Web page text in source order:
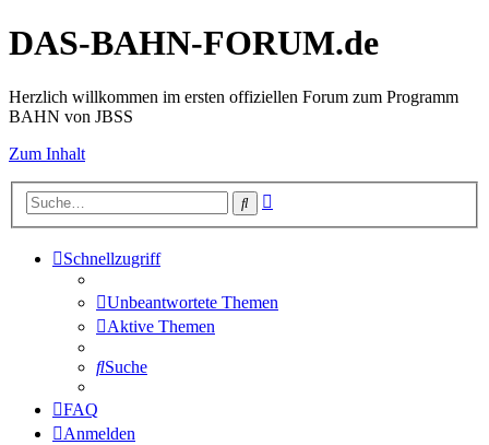
DAS-BAHN-FORUM.de
Herzlich willkommen im ersten offiziellen Forum zum Programm
BAHN von JBSS
Zum Inhalt
Suche
Schnellzugriff
Unbeantwortete Themen
Aktive Themen
Suche
FAQ
Anmelden